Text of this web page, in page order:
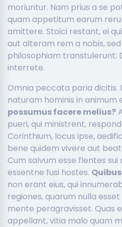
moriuntur. Nam prius a se
quam appetitum earum
amittere. Stoici restant, ei
aut alteram rem a nobis,
philosophiam transtulerunt;
interrete.
Omnia peccata paria dicitis.
naturam hominis in animum
possumus facere melius?
pueri, qui ministrent,
Corinthium, locus ipse,
bene quidem vivere aut
Cum salvum esse flentes
essentne fusi hostes.
non erant eius, qui
regiones, quarum nulla
mente peragravisset. Quas
appellant, vitia malo quam